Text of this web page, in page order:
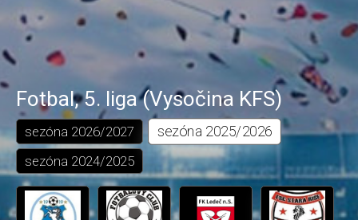
Fotbal,5. liga (Vysočina KFS)
sezóna 2026/2027 sezóna 2025/2026
sezóna 2024/2025